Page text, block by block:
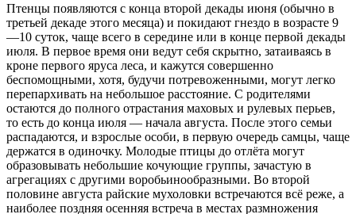
Птенцы появляются с конца второй декады июня (обычно в
третьей декаде этого месяца) и покидают гнездо в возрасте 9
—10 суток, чаще всего в середине или в конце первой декады
июля. В первое время они ведут себя скрытно, затаиваясь в
кроне первого яруса леса, и кажутся совершенно
беспомощными, хотя, будучи потревоженными, могут легко
перепархивать на небольшое расстояние. С родителями
остаются до полного отрастания маховых и рулевых перьев,
то есть до конца июля — начала августа. После этого семьи
распадаются, и взрослые особи, в первую очередь самцы, чаще
держатся в одиночку. Молодые птицы до отлёта могут
образовывать небольшие кочующие группы, зачастую в
агрегациях с другими воробьинообразными. Во второй
половине августа райские мухоловки встречаются всё реже, а
наиболее поздняя осенняя встреча в местах размножения